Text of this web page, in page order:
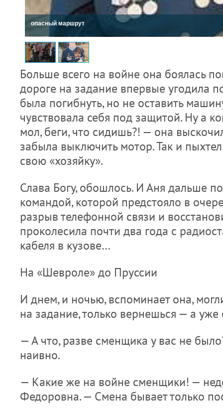
опасный маршрут
Больше всего на войне она боялась
дороге на задание впервые угодила
была погибнуть, но не оставить
чувствовала себя под защитой. Ну а
мол, беги, что сидишь?! — она
забыла выключить мотор. Так и
свою «хозяйку».
Слава Богу, обошлось. И Аня дальше
командой, которой предстояло в
разрыв телефонной связи и
проколесила почти два года с
кабеля в кузове…
На «Шевроле» до Пруссии
И днем, и ночью, вспоминает она,
на задание, только вернешься — а уже
— А что, разве сменщика у вас не
наивно.
— Какие же на войне сменщики! —
Федоровна. — Смена бывает только